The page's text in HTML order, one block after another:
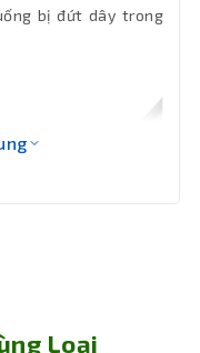
bị đứt dây trong
Loại